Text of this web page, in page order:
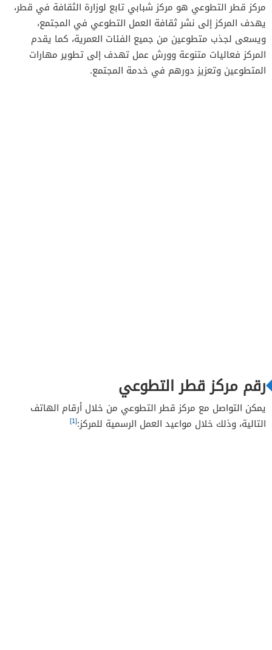
2
مركز قطر التطوعي هو مركز شبابي تابع لوزارة الثقافة في قطر،
يهدف المركز إلى نشر ثقافة العمل التطوعي في المجتمع،
ويسعى لجذب متطوعين من جميع الفئات العمرية، كما يقدم
المركز فعاليات متنوعة وورش عمل تهدف إلى تطوير مهارات
المتطوعين وتعزيز دورهم في خدمة المجتمع.
رقم مركز قطر التطوعي
يمكن التواصل مع مركز قطر التطوعي من خلال أرقام الهاتف
التالية، وذلك خلال مواعيد العمل الرسمية للمركز:[1]